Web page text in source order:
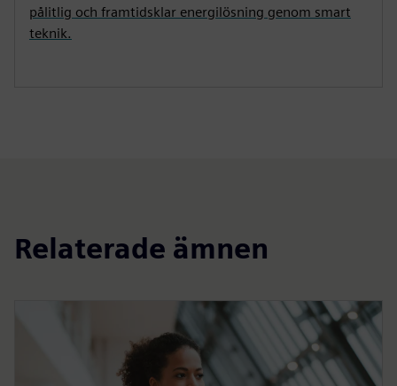
pålitlig och framtidsklar energilösning genom smart
teknik.
Relaterade ämnen